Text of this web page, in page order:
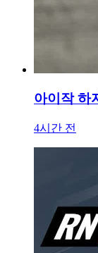
아이작 하
4시간 전